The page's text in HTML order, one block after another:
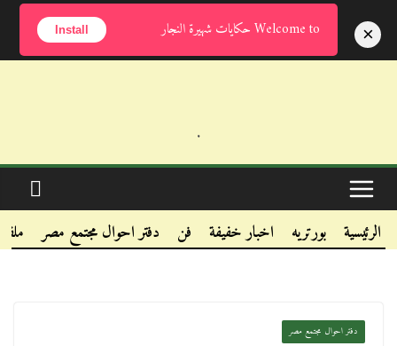
الأحد, أغسطس 9, 2026
.
.
.
الرئيسية بورتريه اخبار خفيفة فن دفتر احوال مجتمع مصر
دفتر احوال مجتمع مصر
Welcome to حكايات شهيرة النجار Install ×